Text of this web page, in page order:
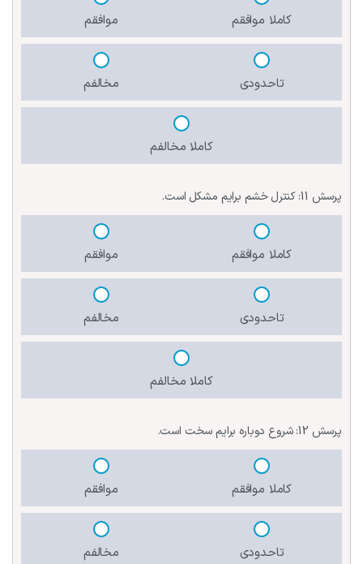
کاملا موافقم موافقم
تاحدودی مخالفم
کاملا مخالفم
پرسش 11: کنترل خشم برایم مشکل است.
کاملا موافقم موافقم
تاحدودی مخالفم
کاملا مخالفم
پرسش 12: شروع دوباره برایم سخت است.
کاملا موافقم موافقم
تاحدودی مخالفم